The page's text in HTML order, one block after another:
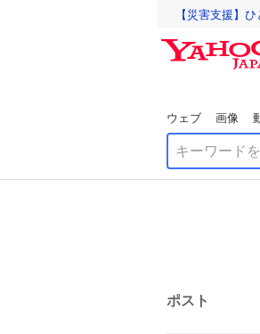
【災害支援】
ウェブ 画像
ポスト